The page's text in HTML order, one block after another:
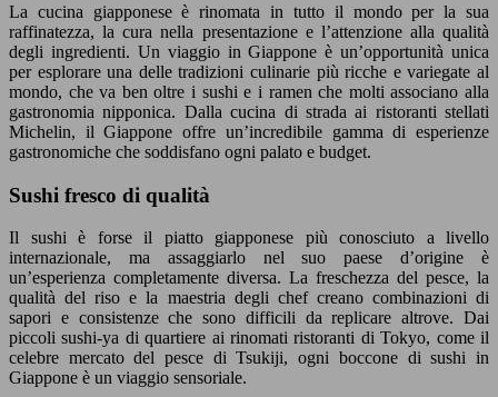
La cucina giapponese è rinomata in tutto il mondo per la sua
raffinatezza, la cura nella presentazione e l’attenzione alla qualità
degli ingredienti. Un viaggio in Giappone è un’opportunità unica
per esplorare una delle tradizioni culinarie più ricche e variegate al
mondo, che va ben oltre i sushi e i ramen che molti associano alla
gastronomia nipponica. Dalla cucina di strada ai ristoranti stellati
Michelin, il Giappone offre un’incredibile gamma di esperienze
gastronomiche che soddisfano ogni palato e budget.
Sushi fresco di qualità
Il sushi è forse il piatto giapponese più conosciuto a livello
internazionale, ma assaggiarlo nel suo paese d’origine è
un’esperienza completamente diversa. La freschezza del pesce, la
qualità del riso e la maestria degli chef creano combinazioni di
sapori e consistenze che sono difficili da replicare altrove. Dai
piccoli sushi-ya di quartiere ai rinomati ristoranti di Tokyo, come il
celebre mercato del pesce di Tsukiji, ogni boccone di sushi in
Giappone è un viaggio sensoriale.